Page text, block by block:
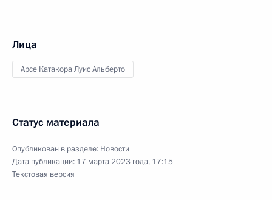
Лица
Арсе Катакора Луис Альберто
Статус материала
Опубликован в разделе: Новости
Дата публикации: 17 марта 2023 года, 17:15
Текстовая версия